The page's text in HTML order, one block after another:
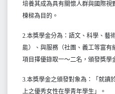
培養其成為具有關懷人群與國際視
楝樑為目的。
2.本獎學金分為：語文、科學、藝
能）、與服務（社團、義工等富有
項目擇優錄取一～二名，頒發獎學
3.本獎學金之頒發對象為：「就讀
上之優秀女性在學青年學生」。